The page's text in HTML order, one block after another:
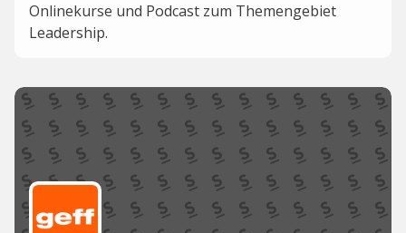
Onlinekurse und Podcast zum Themengebiet
Leadership.